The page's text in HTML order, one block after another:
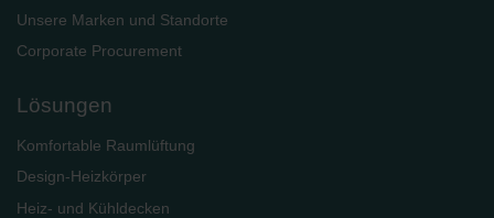
Unsere Marken und Standorte
Corporate Procurement
Lösungen
Komfortable Raumlüftung
Design-Heizkörper
Heiz- und Kühldecken